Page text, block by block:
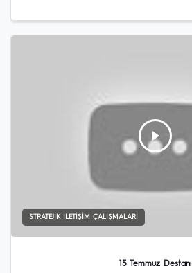
STRATEJIK İLETIŞIM ÇALIŞMALARI
15 Temmuz Destanı